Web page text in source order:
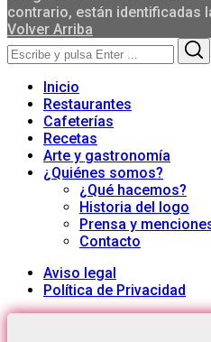
contrario, están identificadas
Volver Arriba
Search
for:
Inicio
Restaurantes
Cafeterías
Recetas
Arte y gastronomía
¿Quiénes somos?
¿Qué hacemos?
Historia del logo
Prensa y
Contacto
Aviso legal
Política de Privacidad